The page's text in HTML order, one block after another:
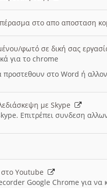
πέρασμα στο απο αποσταση
φωτό σε δική σας
για το chrome
στο Word ή
με Skype
Επιτρέπει συνδεση
στο Youtube
Google Chrome για